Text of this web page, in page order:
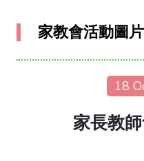
家教會活動圖片
18
家長教